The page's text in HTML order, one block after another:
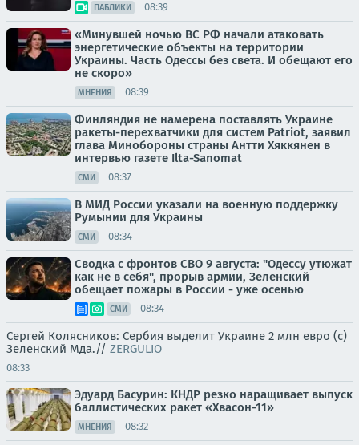
ПАБЛИКИ 08:39
«Минувшей ночью ВС РФ начали атаковать
энергетические объекты на территории
Украины. Часть Одессы без света. И обещают его
не скоро»
МНЕНИЯ 08:39
Финляндия не намерена поставлять Украине
ракеты-перехватчики для систем Patriot, заявил
глава Минобороны страны Антти Хяккянен в
интервью газете Ilta-Sanomat
СМИ 08:37
В МИД России указали на военную поддержку
Румынии для Украины
СМИ 08:34
Сводка с фронтов СВО 9 августа: "Одессу утюжат
как не в себя", прорыв армии, Зеленский
обещает пожары в России - уже осенью
СМИ 08:34
Сергей Колясников: Сербия выделит Украине 2 млн евро (с)
Зеленский Мда.// ZERGULIO
08:33
Эдуард Басурин: КНДР резко наращивает выпуск
баллистических ракет «Хвасон-11»
МНЕНИЯ 08:32